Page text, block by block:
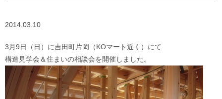
2014.03.10
3月9日（日）に吉田町片岡（KOマート近く）にて
構造見学会＆住まいの相談会を開催しました。